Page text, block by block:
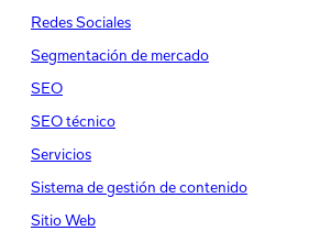
Redes Sociales
Segmentación de mercado
SEO
SEO técnico
Servicios
Sistema de gestión de contenido
Sitio Web